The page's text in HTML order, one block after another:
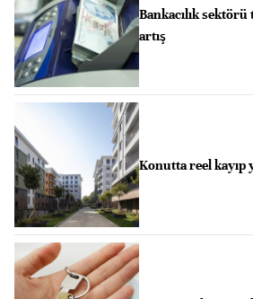
Bankacılık
artış
Konutta reel kayıp